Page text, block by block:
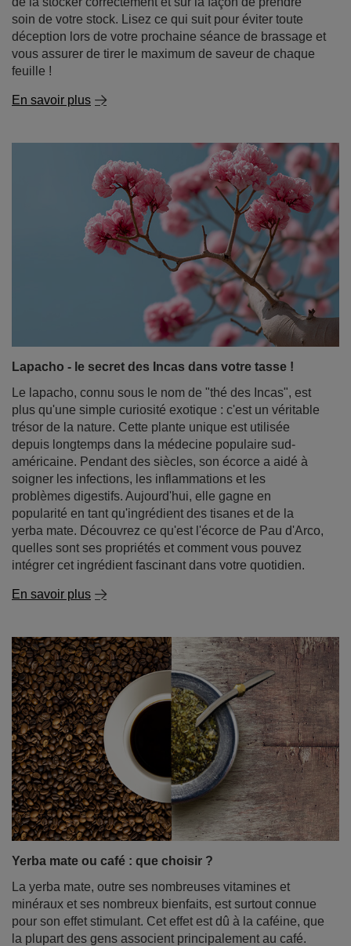
soin de votre stock. Lisez ce qui suit pour éviter toute
déception lors de votre prochaine séance de brassage et
vous assurer de tirer le maximum de saveur de chaque
feuille !
En savoir plus
Lapacho - le secret des Incas dans votre tasse !
Le lapacho, connu sous le nom de "thé des Incas", est
plus qu'une simple curiosité exotique : c'est un véritable
trésor de la nature. Cette plante unique est utilisée
depuis longtemps dans la médecine populaire sud-
américaine. Pendant des siècles, son écorce a aidé à
soigner les infections, les inflammations et les
problèmes digestifs. Aujourd'hui, elle gagne en
popularité en tant qu'ingrédient des tisanes et de la
yerba mate. Découvrez ce qu'est l'écorce de Pau d'Arco,
quelles sont ses propriétés et comment vous pouvez
intégrer cet ingrédient fascinant dans votre quotidien.
En savoir plus
Yerba mate ou café : que choisir ?
La yerba mate, outre ses nombreuses vitamines et
minéraux et ses nombreux bienfaits, est surtout connue
pour son effet stimulant. Cet effet est dû à la caféine, que
la plupart des gens associent principalement au café.